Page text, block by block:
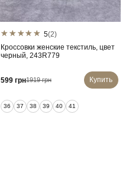
5(2)
Кроссовки женские текстиль, цвет
черный, 243R779
599 грн1919 грн Купить
36 37 38 39 40 41